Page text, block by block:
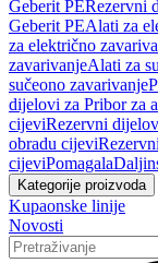
Geberit PERezervni
Geberit PEAlati za
za električno
zavarivanjeAlati za
sučeono zavarivanje
dijelovi za Pribor za
cijeviRezervni
obradu cijevi
cijeviPomagala
Kategorije proizvoda
Kupaonske linije
Novosti